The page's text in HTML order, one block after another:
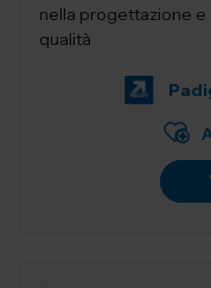
nella progettazione e
qualità